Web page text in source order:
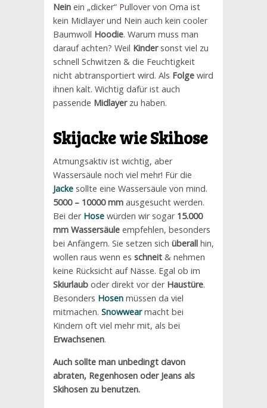
Nein ein „dicker“ Pullover von Oma ist
kein Midlayer und Nein auch kein cooler
Baumwoll Hoodie. Warum muss man
darauf achten? Weil Kindersonst viel zu
schnell Schwitzen & die Feuchtigkeit
nicht abtransportiert wird. Als Folge wird
ihnen kalt. Wichtig dafür ist auch
passende Midlayerzu haben.
SkijackewieSkihose
Atmungsaktiv ist wichtig, aber
Wassersäule noch viel mehr! Für die
Jacke sollte eine Wassersäule von mind.
5000 – 10000 mm ausgesucht werden.
Bei der Hose würden wir sogar 15.000
mm Wassersäule empfehlen, besonders
bei Anfängern. Sie setzen sich überall hin,
wollen raus wenn es schneit & nehmen
keine Rücksicht auf Nässe. Egal ob im
Skiurlaub oder direkt vor der Haustüre.
Besonders Hosen müssen da viel
mitmachen. Snowwearmacht bei
Kindern oft viel mehr mit, als bei
Erwachsenen.
Auch sollte man unbedingt davon
abraten, Regenhosen oder Jeans als
Skihosen zu benutzen.